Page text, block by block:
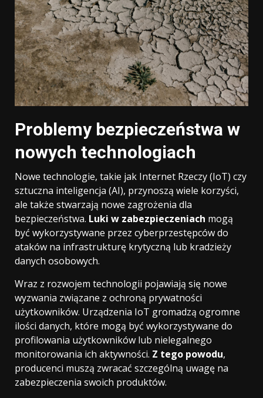
Problemy bezpieczeństwa w
nowych technologiach
Nowe technologie, takie jak Internet Rzeczy (IoT) czy
sztuczna inteligencja (AI), przynoszą wiele korzyści,
ale także stwarzają nowe zagrożenia dla
bezpieczeństwa. Luki w zabezpieczeniach mogą
być wykorzystywane przez cyberprzestępców do
ataków na infrastrukturę krytyczną lub kradzieży
danych osobowych.
Wraz z rozwojem technologii pojawiają się nowe
wyzwania związane z ochroną prywatności
użytkowników. Urządzenia IoT gromadzą ogromne
ilości danych, które mogą być wykorzystywane do
profilowania użytkowników lub nielegalnego
monitorowania ich aktywności. Z tego powodu,
producenci muszą zwracać szczególną uwagę na
zabezpieczenia swoich produktów.